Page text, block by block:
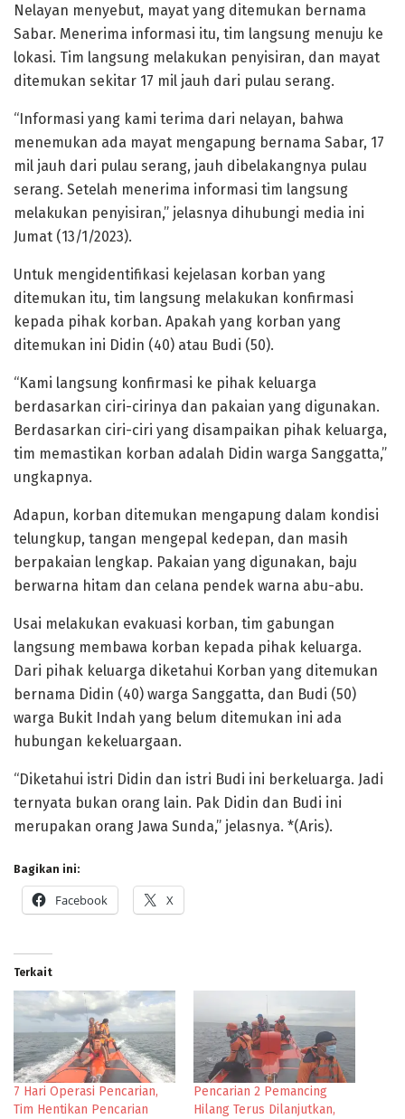
Nelayan menyebut, mayat yang ditemukan bernama
Sabar. Menerima informasi itu, tim langsung menuju ke
lokasi. Tim langsung melakukan penyisiran, dan mayat
ditemukan sekitar 17 mil jauh dari pulau serang.
“Informasi yang kami terima dari nelayan, bahwa
menemukan ada mayat mengapung bernama Sabar, 17
mil jauh dari pulau serang, jauh dibelakangnya pulau
serang. Setelah menerima informasi tim langsung
melakukan penyisiran,” jelasnya dihubungi media ini
Jumat (13/1/2023).
Untuk mengidentifikasi kejelasan korban yang
ditemukan itu, tim langsung melakukan konfirmasi
kepada pihak korban. Apakah yang korban yang
ditemukan ini Didin (40) atau Budi (50).
“Kami langsung konfirmasi ke pihak keluarga
berdasarkan ciri-cirinya dan pakaian yang digunakan.
Berdasarkan ciri-ciri yang disampaikan pihak keluarga,
tim memastikan korban adalah Didin warga Sanggatta,”
ungkapnya.
Adapun, korban ditemukan mengapung dalam kondisi
telungkup, tangan mengepal kedepan, dan masih
berpakaian lengkap. Pakaian yang digunakan, baju
berwarna hitam dan celana pendek warna abu-abu.
Usai melakukan evakuasi korban, tim gabungan
langsung membawa korban kepada pihak keluarga.
Dari pihak keluarga diketahui Korban yang ditemukan
bernama Didin (40) warga Sanggatta, dan Budi (50)
warga Bukit Indah yang belum ditemukan ini ada
hubungan kekeluargaan.
“Diketahui istri Didin dan istri Budi ini berkeluarga. Jadi
ternyata bukan orang lain. Pak Didin dan Budi ini
merupakan orang Jawa Sunda,” jelasnya. *(Aris).
Bagikan ini:
Facebook X
Terkait
7 Hari Operasi Pencarian,
Tim Hentikan Pencarian
Pencarian 2 Pemancing
Hilang Terus Dilanjutkan,